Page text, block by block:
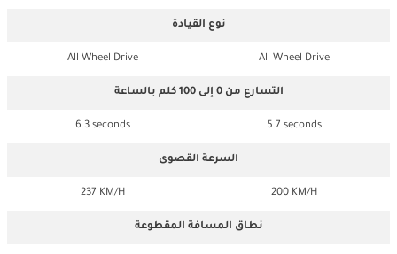
نوع القيادة
All Wheel Drive
All Wheel Drive
التسارع من 0 إلى 100 كلم بالساعة
5.7 seconds
6.3 seconds
السرعة القصوى
200 KM/H
237 KM/H
نطاق المسافة المقطوعة